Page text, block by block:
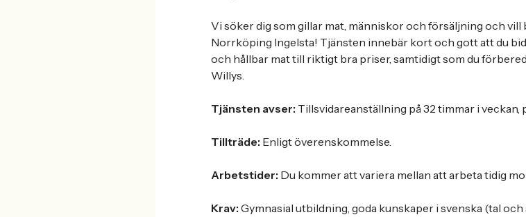
Vi söker dig som gillar mat, människor och försäljning och vill
Norrköping Ingelsta! Tjänsten innebär kort och gott att du
och hållbar mat till riktigt bra priser, samtidigt som du
Willys.
Tjänsten avser: Tillsvidareanställning på 32 timmar i
Tillträde: Enligt överenskommelse.
Arbetstider: Du kommer att variera mellan att arbeta tidig
Krav: Gymnasial utbildning, goda kunskaper i svenska (tal